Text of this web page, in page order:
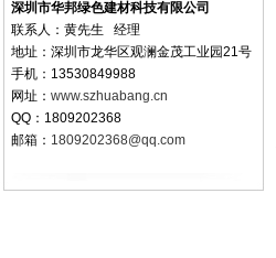
深圳市华邦绿色建材科技有限公司
联系人：黄先生 经理
地址：深圳市龙华区观澜金茂工业园21号
手机：13530849988
网址： www.szhuabang.cn
QQ：1809202368
邮箱： 1809202368@qq.com